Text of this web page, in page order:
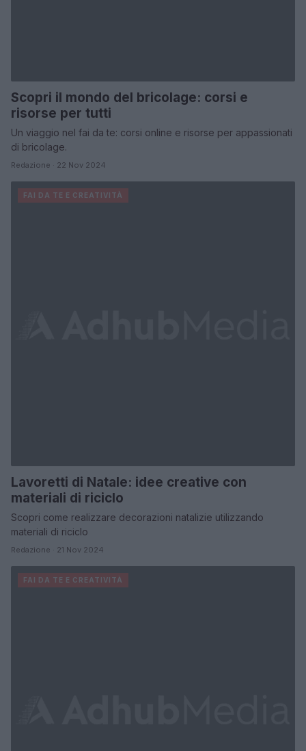
Scopri il mondo del bricolage: corsi e
risorse per tutti
Un viaggio nel fai da te: corsi online e risorse per appassionati
di bricolage.
Redazione · 22 Nov 2024
FAI DA TE E CREATIVITÀ
Lavoretti di Natale: idee creative con
materiali di riciclo
Scopri come realizzare decorazioni natalizie utilizzando
materiali di riciclo
Redazione · 21 Nov 2024
FAI DA TE E CREATIVITÀ